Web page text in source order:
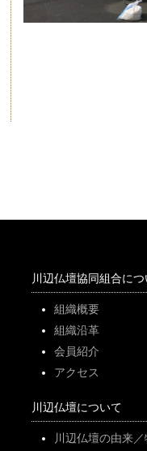
川辺仏壇協同組合につ
組織概要
組織沿革
会員紹介
アクセス
川辺仏壇について
川辺仏壇の由来